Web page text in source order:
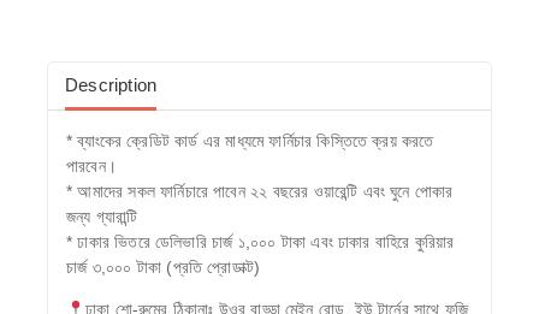
Description
* ব্যাংকের ক্রেডিট কার্ড এর মাধ্যমে ফার্নিচার কিস্তিতে ক্রয় করতে
পারবেন।
* আমাদের সকল ফার্নিচারে পাবেন ২২ বছরের ওয়ারেন্টি এবং ঘুনে পোকার
জন্য গ্যারান্টি
* ঢাকার ভিতরে ডেলিভারি চার্জ ১,০০০ টাকা এবং ঢাকার বাহিরে কুরিয়ার
চার্জ ৩,০০০ টাকা (প্রতি প্রোডাক্ট)
ঢাকা শো-রুমের ঠিকানাঃ উওর বাড্ডা মেইন রোড, ইউ টার্নের সাথে ফুজি